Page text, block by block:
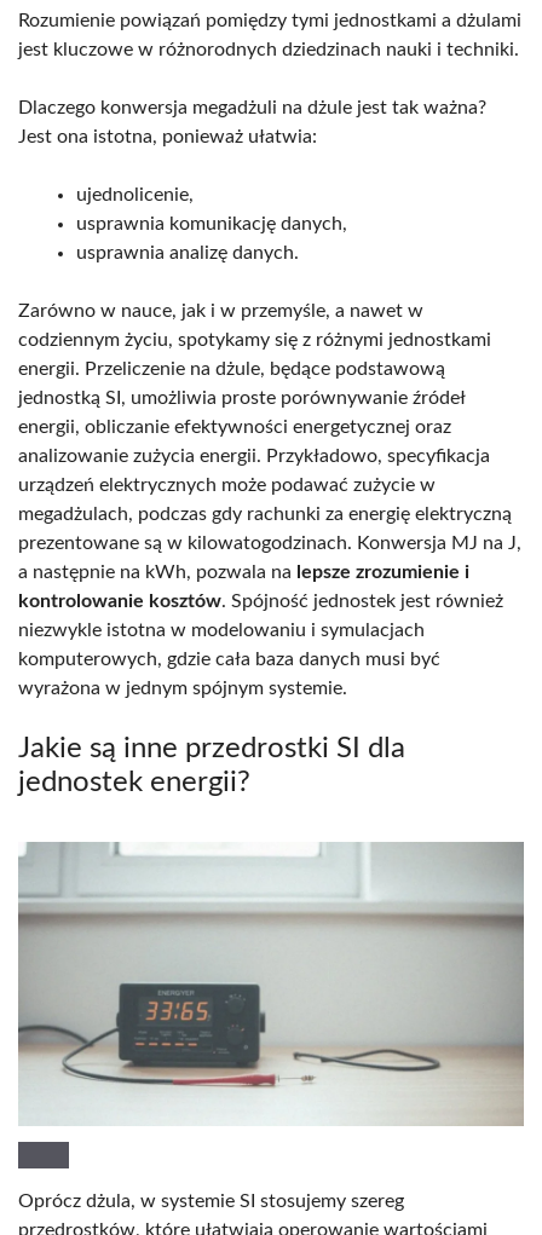
Rozumienie powiązań pomiędzy tymi jednostkami a dżulami
jest kluczowe w różnorodnych dziedzinach nauki i techniki.
Dlaczego konwersja megadżuli na dżule jest tak ważna?
Jest ona istotna, ponieważ ułatwia:
ujednolicenie,
usprawnia komunikację danych,
usprawnia analizę danych.
Zarówno w nauce, jak i w przemyśle, a nawet w
codziennym życiu, spotykamy się z różnymi jednostkami
energii. Przeliczenie na dżule, będące podstawową
jednostką SI, umożliwia proste porównywanie źródeł
energii, obliczanie efektywności energetycznej oraz
analizowanie zużycia energii. Przykładowo, specyfikacja
urządzeń elektrycznych może podawać zużycie w
megadżulach, podczas gdy rachunki za energię elektryczną
prezentowane są w kilowatogodzinach. Konwersja MJ na J,
a następnie na kWh, pozwala na lepsze zrozumienie i
kontrolowanie kosztów. Spójność jednostek jest również
niezwykle istotna w modelowaniu i symulacjach
komputerowych, gdzie cała baza danych musi być
wyrażona w jednym spójnym systemie.
Jakie są inne przedrostki SI dla
jednostek energii?
Oprócz dżula, w systemie SI stosujemy szereg
przedrostków, które ułatwiają operowanie wartościami